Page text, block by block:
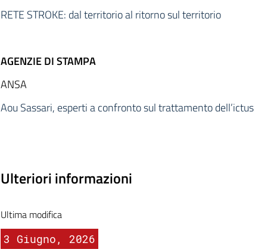
RETE STROKE: dal territorio al ritorno sul territorio
AGENZIE DI STAMPA
ANSA
Aou Sassari, esperti a confronto sul trattamento dell’ictus
Ulteriori informazioni
Ultima modifica
3 Giugno, 2026